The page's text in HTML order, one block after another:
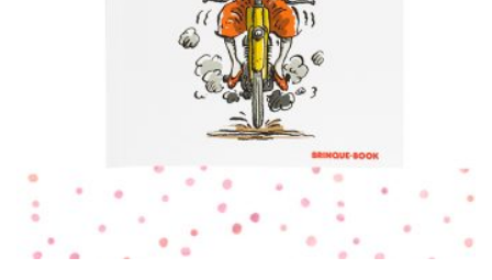
É preciso soltar o Gaspar!